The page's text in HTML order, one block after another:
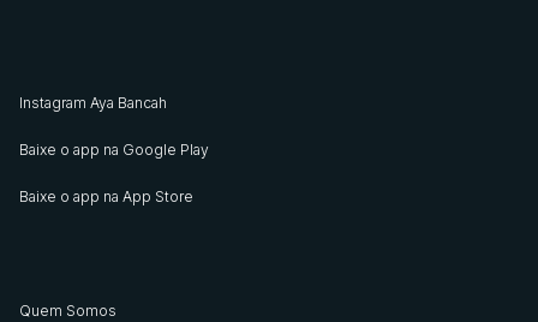
Instagram Aya Bancah
Baixe o app na Google Play
Baixe o app na App Store
Quem Somos